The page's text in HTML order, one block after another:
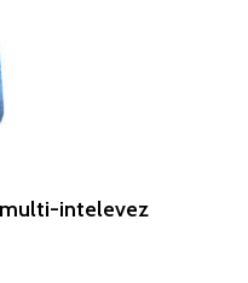
multi-intelevez